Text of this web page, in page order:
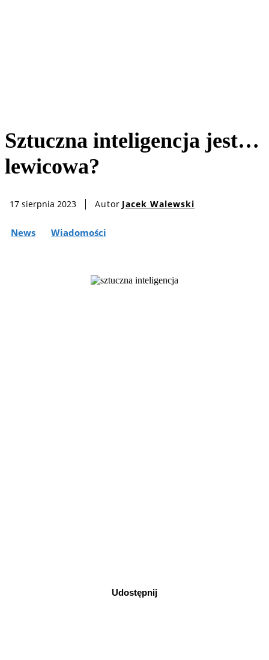
Sztuczna inteligencja jest…
lewicowa?
17 sierpnia 2023 Autor Jacek Walewski
News Wiadomości
Udostępnij